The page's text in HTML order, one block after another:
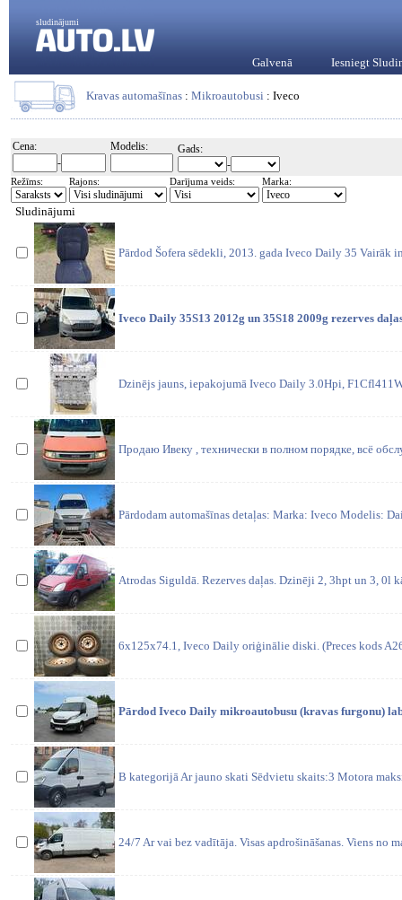
sludinājumi
Galvenā Iesniegt
Kravas automašīnas : Mikroautobusi : Iveco
Cena:
-
Modelis:
Gads:
-
Režīms: Rajons: Darījuma veids: Marka:
Sludinājumi
Pārdod Šofera sēdekli, 2013. gada Iveco Daily 35 Vairāk
Iveco Daily 35S13 2012g un 35S18 2009g rezerves
Dzinējs jauns, iepakojumā Iveco Daily 3.0Hpi,
Продаю Ивеку , технически в полном порядке, всё
Pārdodam automašīnas detaļas: Marka: Iveco Modelis:
Atrodas Siguldā. Rezerves daļas. Dzinēji 2, 3hpt un 3, 0l
6x125x74.1, Iveco Daily oriģinālie diski. (Preces kods
Pārdod Iveco Daily mikroautobusu (kravas furgonu)
B kategorijā Ar jauno skati Sēdvietu skaits:3 Motora
24/7 Ar vai bez vadītāja. Visas apdrošināšanas. Viens no